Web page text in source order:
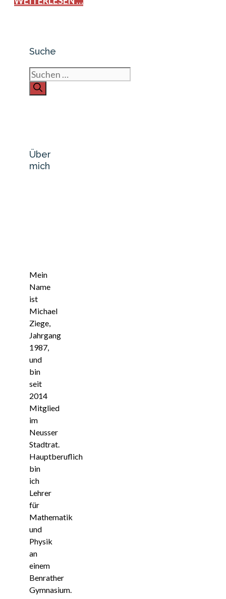
Suche
Suchen
nach:
Über
mich
Mein
Name
ist
Michael
Ziege,
Jahrgang
1987,
und
bin
seit
2014
Mitglied
im
Neusser
Stadtrat.
Hauptberuflich
bin
ich
Lehrer
für
Mathematik
und
Physik
an
einem
Benrather
Gymnasium.